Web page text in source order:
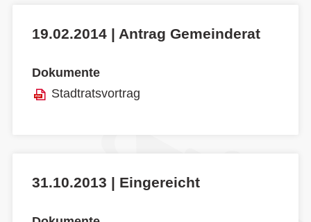
19.02.2014 | Antrag Gemeinderat
Dokumente
Stadtratsvortrag
31.10.2013 | Eingereicht